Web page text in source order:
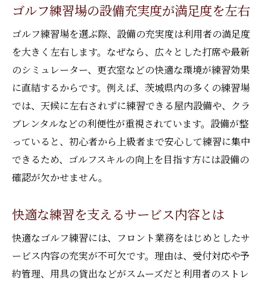
ゴルフ練習場の設備充実度が満足度を左右
ゴルフ練習場を選ぶ際、設備の充実度は利用者の満足度
を大きく左右します。なぜなら、広々とした打席や最新
のシミュレーター、更衣室などの快適な環境が練習効果
に直結するからです。例えば、茨城県内の多くの練習場
では、天候に左右されずに練習できる屋内設備や、クラ
ブレンタルなどの利便性が重視されています。設備が整
っていると、初心者から上級者まで安心して練習に集中
できるため、ゴルフスキルの向上を目指す方には設備の
確認が欠かせません。
快適な練習を支えるサービス内容とは
快適なゴルフ練習には、フロント業務をはじめとしたサ
ービス内容の充実が不可欠です。理由は、受付対応や予
約管理、用具の貸出などがスムーズだと利用者のストレ